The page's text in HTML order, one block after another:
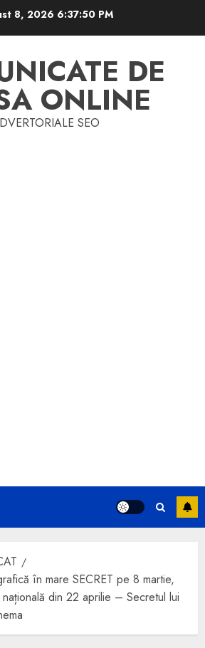
8, 2026 6:37:51 PM
DE
ONLINE
SEO
în mare SECRET pe 8 martie,
din 22 aprilie – Secretul lui